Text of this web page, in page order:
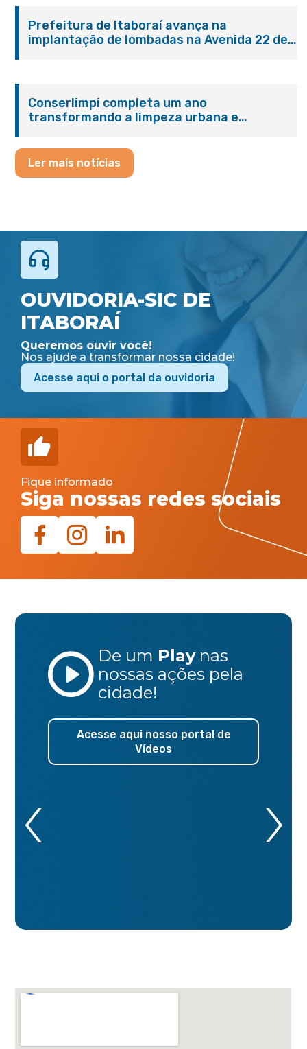
Prefeitura de Itaboraí avança na
implantação de lombadas na Avenida 22 de
Conserlimpi completa um ano
transformando a limpeza urbana e
Ler mais notícias
OUVIDORIA-SIC DE
ITABORAÍ
Queremos ouvir você!
Nos ajude a transformar nossa cidade!
Acesse aqui o portal da ouvidoria
Fique informado
Siga nossas redes sociais
De um Play nas
nossas ações pela
cidade!
Acesse aqui nosso portal de
Vídeos
‹ ›